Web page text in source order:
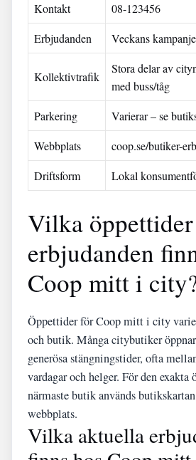
Kontakt
08-123456
Erbjudanden
Veckans
Kollektivtrafik
Stora delar av
med buss/tåg
Parkering
Varierar – se
Webbplats
coop.se/butiker-
Driftsform
Lokal
Vilka
erbjudanden
Coop mitt i
Öppettider för Coop mitt i city
och butik. Många citybutiker
generösa stängningstider, ofta
vardagar och helger. För den
närmaste butik används
webbplats.
Vilka aktuella